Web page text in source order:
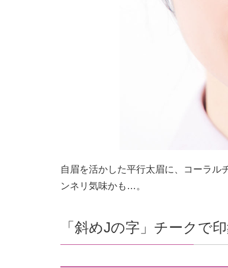
自眉を活かした平行太眉に、コーラル
ンネリ気味かも…。
「斜めJの字」チークで